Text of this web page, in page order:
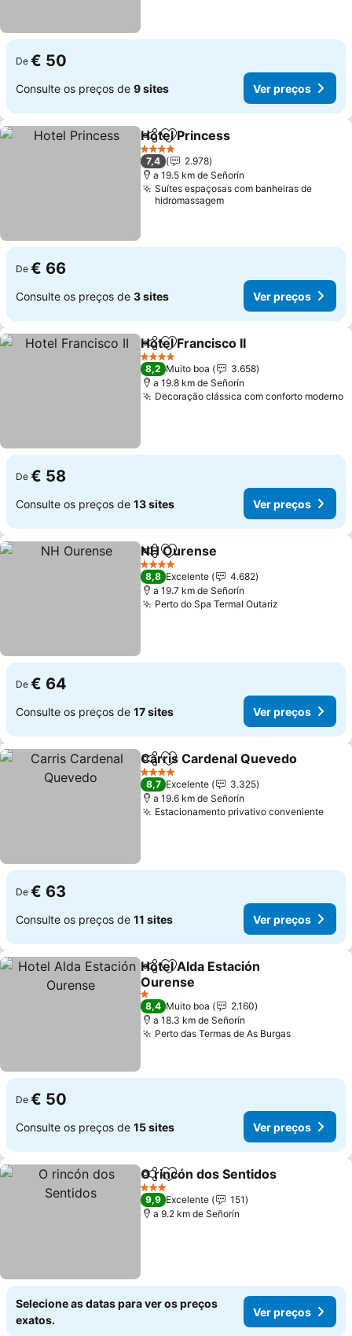
De € 50
Consulte os preços de 9 sites Ver preços
PartilharAdicionar aos favoritos
Hotel Princess
4 Estrelas
7,4
2.978
a 19.5 km de Señorín
Suítes espaçosas com banheiras de
hidromassagem
De € 66
Consulte os preços de 3 sites Ver preços
PartilharAdicionar aos favoritos
Hotel Francisco II
4 Estrelas
8,2 Muito boa
3.658
a 19.8 km de Señorín
Decoração clássica com conforto moderno
De € 58
Consulte os preços de 13 sites Ver preços
PartilharAdicionar aos favoritos
NH Ourense
4 Estrelas
8,8 Excelente
4.682
a 19.7 km de Señorín
Perto do Spa Termal Outariz
De € 64
Consulte os preços de 17 sites Ver preços
PartilharAdicionar aos favoritos
Carris Cardenal Quevedo
4 Estrelas
8,7 Excelente
3.325
a 19.6 km de Señorín
Estacionamento privativo conveniente
De € 63
Consulte os preços de 11 sites Ver preços
PartilharAdicionar aos favoritos
Hotel Alda Estación
Ourense
1 Estrelas
8,4 Muito boa
2.160
a 18.3 km de Señorín
Perto das Termas de As Burgas
De € 50
Consulte os preços de 15 sites Ver preços
PartilharAdicionar aos favoritos
O rincón dos Sentidos
3 Estrelas
9,9 Excelente
151
a 9.2 km de Señorín
Selecione as datas para ver os preços
exatos.
Ver preços